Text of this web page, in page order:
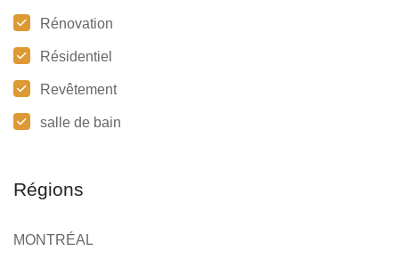
Rénovation
Résidentiel
Revêtement
salle de bain
Régions
MONTRÉAL